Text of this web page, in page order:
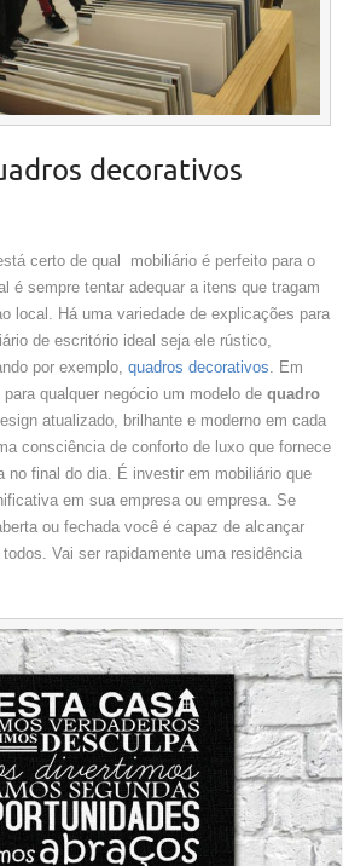
decorativos
certo de qual mobiliário é perfeito para o
é sempre tentar adequar a itens que tragam
local. Há uma variedade de explicações para
de escritório ideal seja ele rústico,
por exemplo, quadros decorativos. Em
qualquer negócio um modelo de quadro
atualizado, brilhante e moderno em cada
consciência de conforto de luxo que fornece
no final do dia. É investir em mobiliário que
em sua empresa ou empresa. Se
ou fechada você é capaz de alcançar
Vai ser rapidamente uma residência